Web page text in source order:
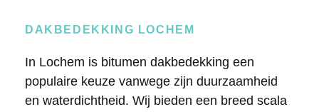
DAKBEDEKKING LOCHEM
In Lochem is bitumen dakbedekking een
populaire keuze vanwege zijn duurzaamheid
en waterdichtheid. Wij bieden een breed scala